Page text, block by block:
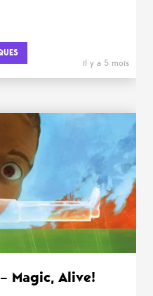
il y a 5 mois
Magic, Alive!